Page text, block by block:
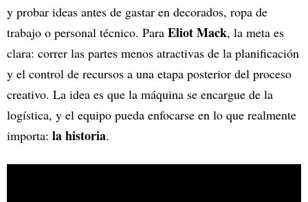
y probar ideas antes de gastar en decorados, ropa de
trabajo o personal técnico. Para Eliot Mack, la meta es
clara: correr las partes menos atractivas de la planificación
y el control de recursos a una etapa posterior del proceso
creativo. La idea es que la máquina se encargue de la
logística, y el equipo pueda enfocarse en lo que realmente
importa: la historia.